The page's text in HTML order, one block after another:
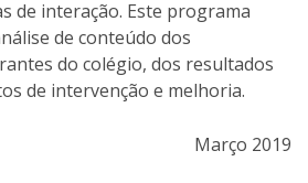
de interação. Este programa
de conteúdo dos
do colégio, dos resultados
de intervenção e melhoria.
Março 2019